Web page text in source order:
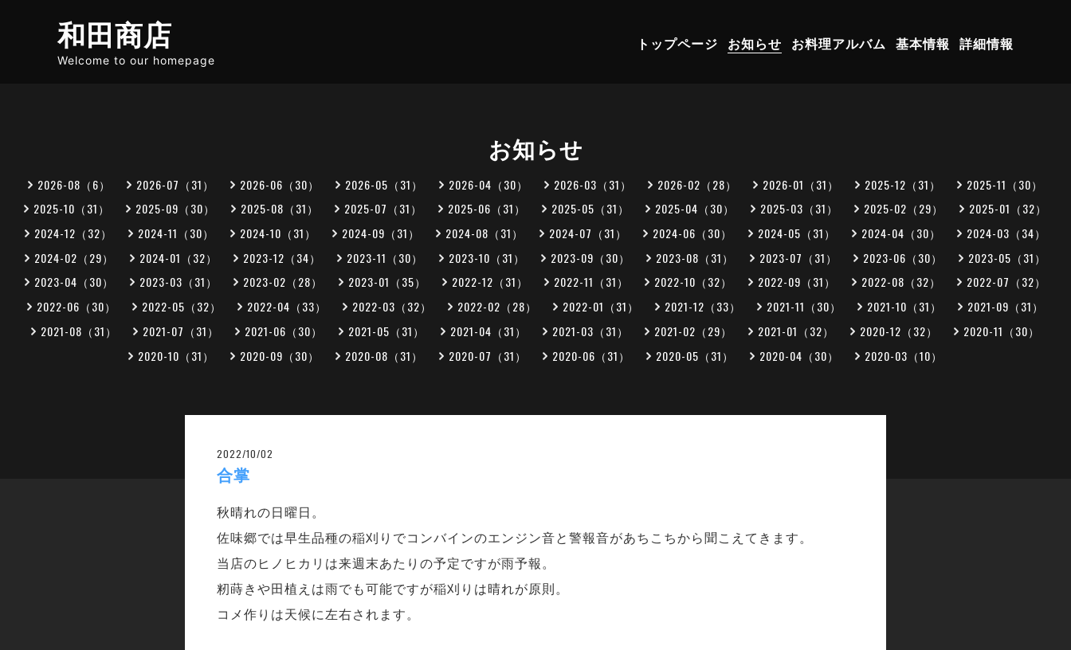
和田商店
Welcome to our homepage
トップページ お知らせ お料理アルバム 基本情報 詳細情報
お知らせ
2026-08（6） 2026-07（31） 2026-06（30） 2026-05（31） 2026-04（30） 2026-03（31） 2026-02（28） 2026-01（31） 2025-12（31）
2025-11（30）
2025-10（31）
2025-09（30） 2025-08（31） 2025-07（31） 2025-06（31） 2025-05（31） 2025-04（30） 2025-03（31） 2025-02（29）
2025-01（32）
2024-12（32）
2024-11（30） 2024-10（31） 2024-09（31） 2024-08（31） 2024-07（31） 2024-06（30） 2024-05（31） 2024-04（30）
2024-03（34）
2024-02（29）
2024-01（32） 2023-12（34） 2023-11（30） 2023-10（31） 2023-09（30） 2023-08（31） 2023-07（31） 2023-06（30）
2023-05（31）
2023-04（30）
2023-03（31） 2023-02（28） 2023-01（35） 2022-12（31） 2022-11（31） 2022-10（32） 2022-09（31） 2022-08（32）
2022-07（32）
2022-06（30）
2022-05（32） 2022-04（33） 2022-03（32） 2022-02（28） 2022-01（31） 2021-12（33） 2021-11（30） 2021-10（31）
2021-09（31）
2021-08（31）
2021-07（31） 2021-06（30） 2021-05（31） 2021-04（31） 2021-03（31） 2021-02（29） 2021-01（32） 2020-12（32）
2020-11（30）
2020-10（31）
2020-09（30） 2020-08（31） 2020-07（31） 2020-06（31） 2020-05（31） 2020-04（30） 2020-03（10）
2022/10/02
合掌
秋晴れの日曜日。
佐味郷では早生品種の稲刈りでコンバインのエンジン音と警報音があちこちから聞こえてきます。
当店のヒノヒカリは来週末あたりの予定ですが雨予報。
籾蒔きや田植えは雨でも可能ですが稲刈りは晴れが原則。
コメ作りは天候に左右されます。